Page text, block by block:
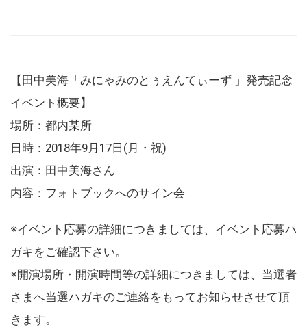
【田中美海「みにゃみのとぅえんてぃーず 」発売記念
イベント概要】
場所：都内某所
日時：2018年9月17日(月・祝)
出演：田中美海さん
内容：フォトブックへのサイン会
※イベント応募の詳細につきましては、イベント応募ハ
ガキをご確認下さい。
※開演場所・開演時間等の詳細につきましては、当選者
さまへ当選ハガキのご連絡をもってお知らせさせて頂
きます。